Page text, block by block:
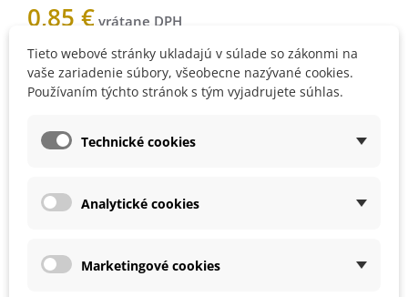
0,85 €
Nemáme na sklade
Upozorníme vás, keď bude
1002426Z
Tieto webové stránky ukladajú v súlade so zákonmi na
vaše zariadenie súbory, všeobecne nazývané cookies.
Používaním týchto stránok s tým vyjadrujete súhlas.
Technické cookies
Analytické cookies
Marketingové cookies